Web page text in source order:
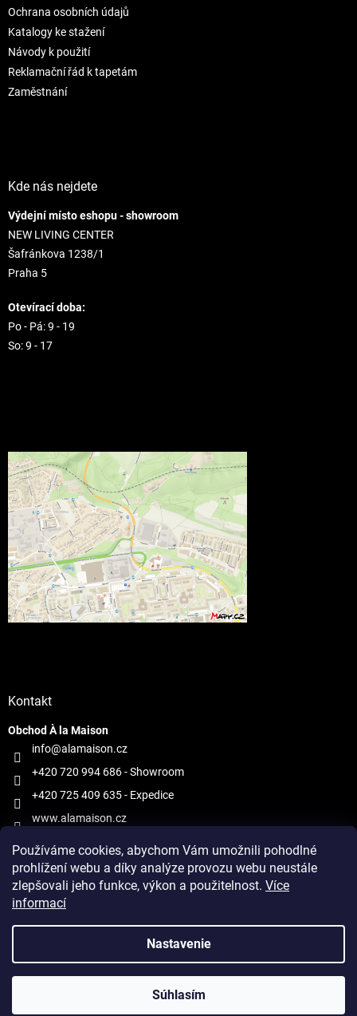
Používáme cookies, abychom Vám umožnili pohodlné
prohlížení webu a díky analýze provozu webu neustále
zlepšovali jeho funkce, výkon a použitelnost. Více
informací
Nastavenie
Súhlasím
Ochrana osobních údajů
Katalogy ke stažení
Návody k použití
Reklamační řád k tapetám
Zaměstnání
Kde nás nejdete
Výdejní místo eshopu - showroom
NEW LIVING CENTER
Šafránkova 1238/1
Praha 5
Otevírací doba:
Po - Pá: 9 - 19
So: 9 - 17
Kontakt
Obchod À la Maison
info@alamaison.cz
+420 720 994 686- Showroom
+420 725 409 635- Expedice
www.alamaison.cz
nastavenie cookies